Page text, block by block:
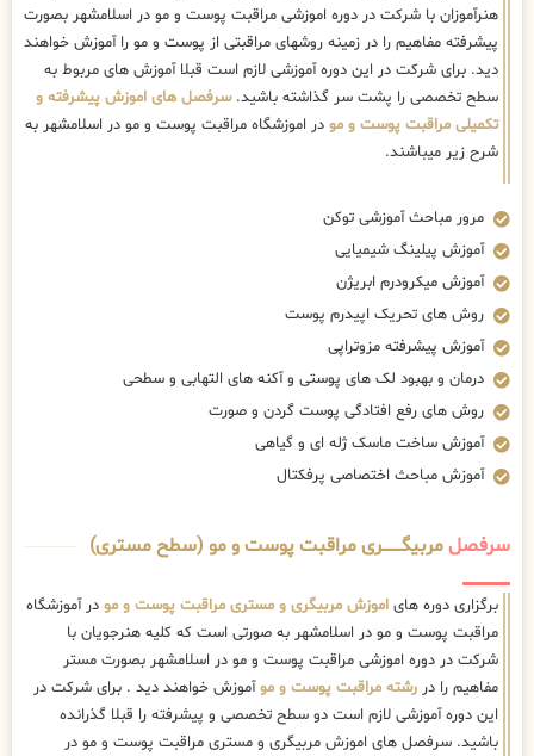
هنرآموزان با شرکت در دوره اموزشی مراقبت پوست و مو در اسلامشهر بصورت
پیشرفته مفاهیم را در زمینه روشهای مراقبتی از پوست و مو را آموزش خواهند
دید. برای شرکت در این دوره آموزشی لازم است قبلا آموزش های مربوط به
سطح تخصصی را پشت سر گذاشته باشید.سرفصل های اموزش پیشرفته و
تکمیلی مراقبت پوست و مو در اموزشگاه مراقبت پوست و مو در اسلامشهر به
شرح زیر میباشند.
مرور مباحث آموزشی توکن
آموزش پیلینگ شیمیایی
آموزش میکرودرم ابریژن
روش های تحریک اپیدرم پوست
آموزش پیشرفته مزوتراپی
درمان و بهبود لک های پوستی و آکنه های التهابی و سطحی
روش های رفع افتادگی پوست گردن و صورت
آموزش ساخت ماسک ژله ای و گیاهی
آموزش مباحث اختصاصی پرفکتال
سرفصلمربیگــــــــری مراقبت پوست و مو (سطح مستری)
برگزاری دوره های اموزش مربیگری و مستری مراقبت پوست و مو در آموزشگاه
مراقبت پوست و مو در اسلامشهر به صورتی است که کلیه هنرجویان با
شرکت در دوره اموزشی مراقبت پوست و مو در اسلامشهر بصورت مستر
مفاهیم را در رشته مراقبت پوست و موآموزش خواهند دید . برای شرکت در
این دوره آموزشی لازم است دو سطح تخصصی و پیشرفته را قبلا گذرانده
باشید. سرفصل های اموزش مربیگری و مستری مراقبت پوست و مو در